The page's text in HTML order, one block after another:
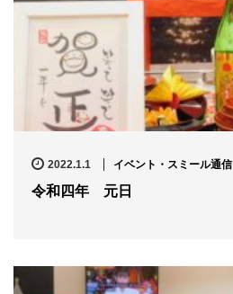
2022.1.1 イベント・スミール通信
令和四年 元日